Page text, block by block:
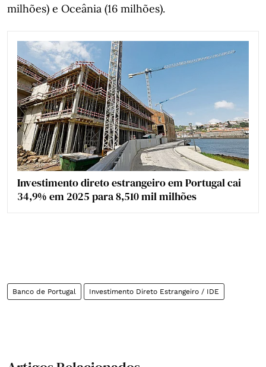
milhões) e Oceânia (16 milhões).
Investimento direto estrangeiro em Portugal cai
34,9% em 2025 para 8,510 mil milhões
Banco de Portugal Investimento Direto Estrangeiro / IDE